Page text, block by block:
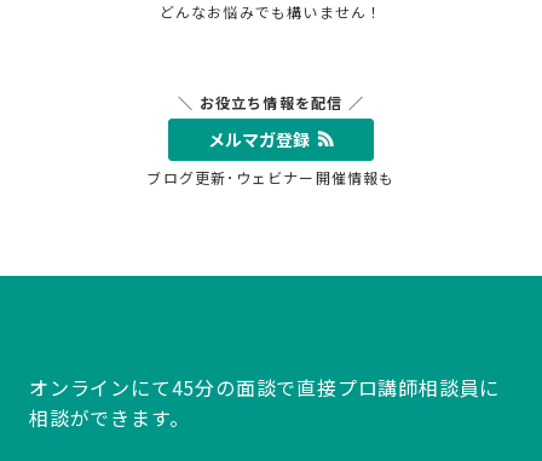
どんなお悩みでも構いません！
＼ お役立ち情報を配信 ／
メルマガ登録
ブログ更新･ウェビナー開催情報も
オンラインにて45分の面談で直接プロ講師相談員に
相談ができます。